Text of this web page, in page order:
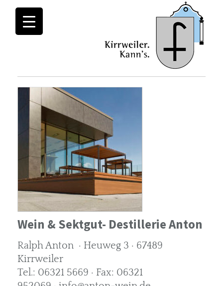
Wein & Sektgut- Destillerie Anton
Ralph Anton · Heuweg 3 · 67489
Kirrweiler
Tel.: 06321 5669 · Fax: 06321